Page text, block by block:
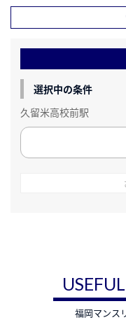
選択中の条件
久留米高校前駅
福岡マンス